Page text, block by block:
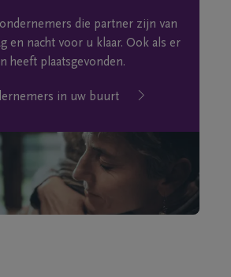
die partner zijn van
en nacht voor u klaar. Ook als er
heeft plaatsgevonden.
in uw buurt